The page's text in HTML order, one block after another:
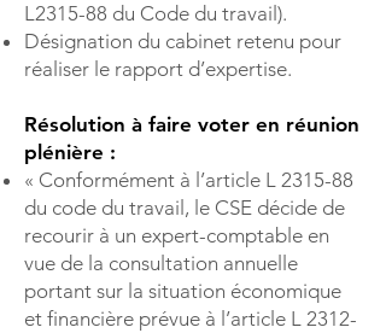
L2315-88 du Code du travail).
Désignation du cabinet retenu pour
réaliser le rapport d’expertise.
Résolution à faire voter en réunion
plénière :
« Conformément à l’article L 2315-88
du code du travail, le CSE décide de
recourir à un expert-comptable en
vue de la consultation annuelle
portant sur la situation économique
et financière prévue à l’article L 2312-